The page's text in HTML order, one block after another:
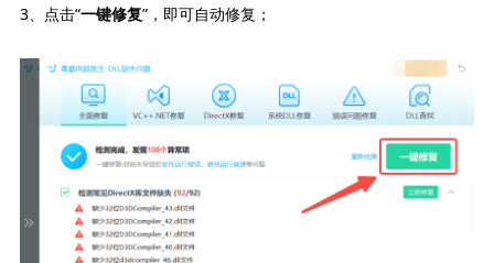
3、点击“一键修复”，即可自动修复；